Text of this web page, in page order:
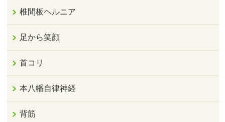
椎間板ヘルニア
足から笑顔
首コリ
本八幡自律神経
背筋